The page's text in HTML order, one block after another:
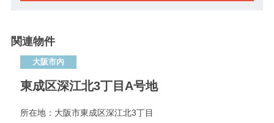
関連物件
大阪市内
東成区深江北3丁目A号地
所在地： 大阪市東成区深江北3丁目